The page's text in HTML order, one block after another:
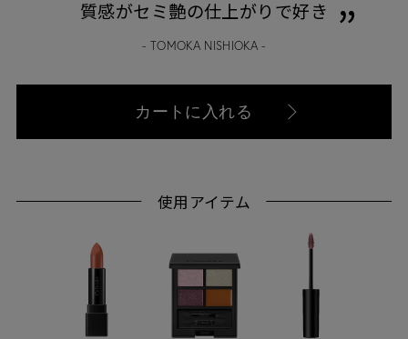
質感がセミ艶の仕上がりで好き
- TOMOKA NISHIOKA -
カートに入れる
使用アイテム